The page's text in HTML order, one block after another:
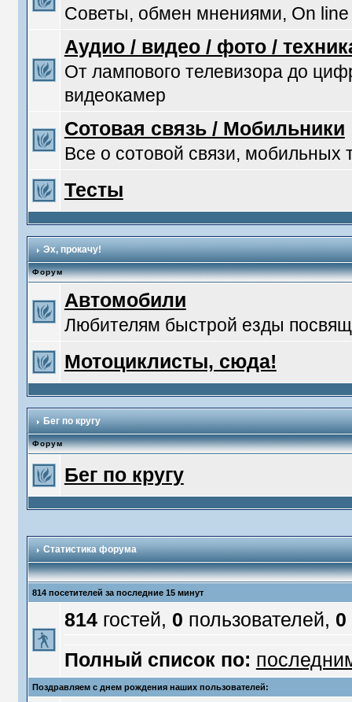
Советы, обмен мнениями, On line
Аудио / видео / фото /
От лампового телевизора до
видеокамер
Сотовая связь / Мобильники
Все о сотовой связи, мобильных
Тесты
Эх, прокачу!
Форум
Автомобили
Любителям быстрой езды
Мотоциклисты, сюда!
Бег по кругу
Форум
Бег по кругу
Статистика форума
814 посетителей за последние 15 минут
814гостей, 0 пользователей, 0
Полный список по:
Поздравляем с днем рождения наших пользователей: